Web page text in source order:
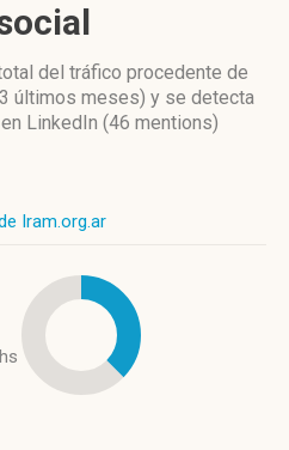
del tráfico procedente de
últimos meses) y se detecta
en LinkedIn (46 mentions)
Iram.org.ar